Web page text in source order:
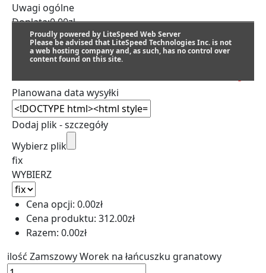
Uwagi ogólne
Dopłata:0.00zł
Proudly powered by LiteSpeed Web Server
Please be advised that LiteSpeed Technologies Inc. is not
a web hosting company and, as such, has no control over
content found on this site.
Planowana data wysyłki
Dodaj plik - szczegóły
Wybierz plik
fix
WYBIERZ
Cena opcji: 0.00zł
Cena produktu: 312.00zł
Razem: 0.00zł
ilość Zamszowy Worek na łańcuszku granatowy